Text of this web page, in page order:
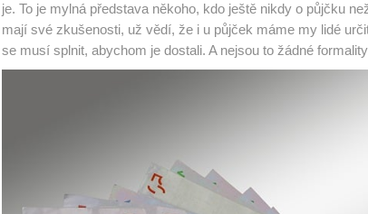
je. To je mylná představa někoho, kdo ještě nikdy o půjčku
mají své zkušenosti, už vědí, že i u půjček máme my lidé
se musí splnit, abychom je dostali. A nejsou to žádné